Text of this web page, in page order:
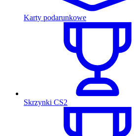
Karty podarunkowe
Skrzynki CS2